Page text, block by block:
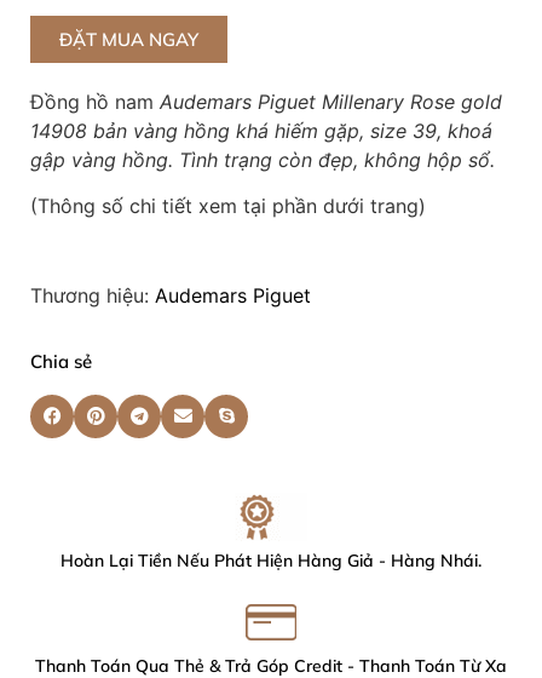
ĐẶT MUA NGAY
Đồng hồ nam Audemars Piguet Millenary Rose gold
14908 bản vàng hồng khá hiếm gặp, size 39, khoá
gập vàng hồng. Tình trạng còn đẹp, không hộp sổ.
(Thông số chi tiết xem tại phần dưới trang)
Thương hiệu: Audemars Piguet
Chia sẻ
Hoàn Lại Tiền Nếu Phát Hiện Hàng Giả - Hàng Nhái.
Thanh Toán Qua Thẻ & Trả Góp Credit - Thanh Toán Từ Xa